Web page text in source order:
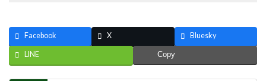
Facebook X Bluesky
LINE Copy